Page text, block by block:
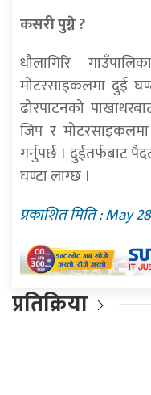
कसरी पुग्ने ?
धौलागिरि
मोटरसाइकलमा दुई
ढोरपाटनको
जिप र
गर्नुपर्छ । दुईतर्फबाट
घण्टा लाग्छ ।
प्रकाशित मिति : May
प्रतिक्रिया